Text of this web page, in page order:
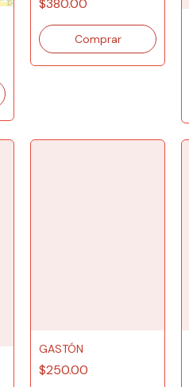
$380.00
GASTÓN
$250.00